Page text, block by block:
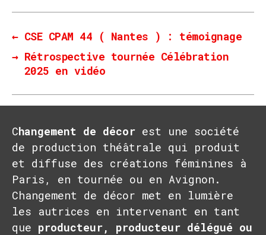
← CSE CPAM 44 ( Nantes ) : témoignage
→ Rétrospective tournée Célébration
2025 en vidéo
Changement de décor est une société
de production théâtrale qui produit
et diffuse des créations féminines à
Paris, en tournée ou en Avignon.
Changement de décor met en lumière
les autrices en intervenant en tant
que producteur, producteur délégué ou